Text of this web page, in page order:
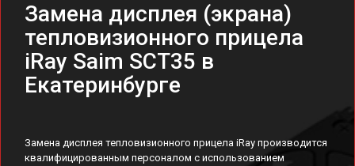
Замена дисплея (экрана)
тепловизионного прицела
iRay Saim SCT35 в
Екатеринбурге
Замена дисплея тепловизионного прицела iRay производится
квалифицированным персоналом с использованием